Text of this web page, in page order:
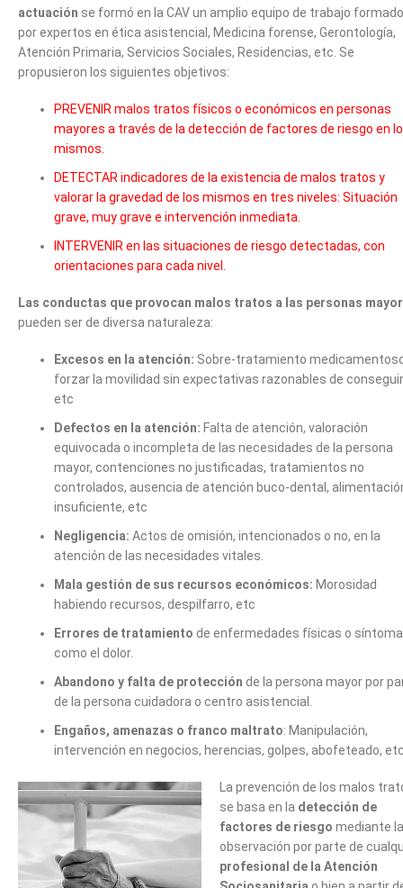
actuación se formó en la CAV un amplio equipo de trabajo formado
por expertos en ética asistencial, Medicina forense, Gerontología,
Atención Primaria, Servicios Sociales, Residencias, etc. Se
propusieron los siguientes objetivos:
PREVENIR malos tratos físicos o económicos en personas
mayores a través de la detección de factores de riesgo en
mismos.
DETECTAR indicadores de la existencia de malos tratos y
valorar la gravedad de los mismos en tres niveles: Situación
grave, muy grave e intervención inmediata.
INTERVENIR en las situaciones de riesgo detectadas, con
orientaciones para cada nivel.
Las conductas que provocan malos tratos a las personas
pueden ser de diversa naturaleza:
Excesos en la atención: Sobre-tratamiento
forzar la movilidad sin expectativas razonables de
etc
Defectos en la atención: Falta de atención, valoración
equivocada o incompleta de las necesidades de la persona
mayor, contenciones no justificadas, tratamientos no
controlados, ausencia de atención buco-dental,
insuficiente, etc
Negligencia: Actos de omisión, intencionados o no, en la
atención de las necesidades vitales.
Mala gestión de sus recursos económicos: Morosidad
habiendo recursos, despilfarro, etc
Errores de tratamiento de enfermedades físicas o
como el dolor.
Abandono y falta de protección de la persona mayor por
de la persona cuidadora o centro asistencial.
Engaños, amenazas o franco maltrato: Manipulación,
intervención en negocios, herencias, golpes, abofeteado,
La prevención de los malos
se basa en la detección de
factores de riesgo mediante la
observación por parte de
profesional de la Atención